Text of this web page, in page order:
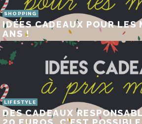
SHOPPING
IDÉES CADEAUX POUR LES
ANS !
LIFESTYLE
DES CADEAUX